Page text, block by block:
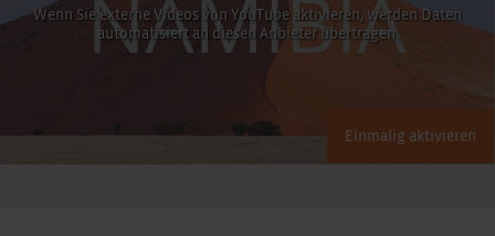
Wenn Sie externe Videos von YouTube aktivieren, werden Daten
automatisiert an diesen Anbieter übertragen.
Einmalig aktivieren